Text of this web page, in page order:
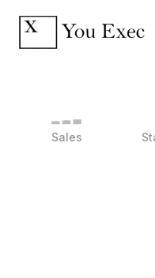
Sales